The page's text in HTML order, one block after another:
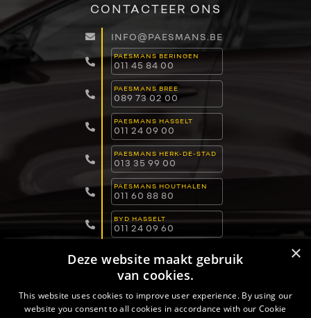
CONTACTEER ONS
INFO@PAESMANS.BE
PAESMANS BERINGEN
011 45 84 00
PAESMANS BREE
089 73 02 00
PAESMANS HASSELT
011 24 09 00
PAESMANS HERK-DE-STAD
013 35 99 00
PAESMANS HOUTHALEN
011 60 88 80
BYD HASSELT
011 24 09 60
089 82 30 30
011 15 04 00
×
Deze website maakt gebruik
van cookies.
This website uses cookies to improve user experience. By using our
website you consent to all cookies in accordance with our Cookie